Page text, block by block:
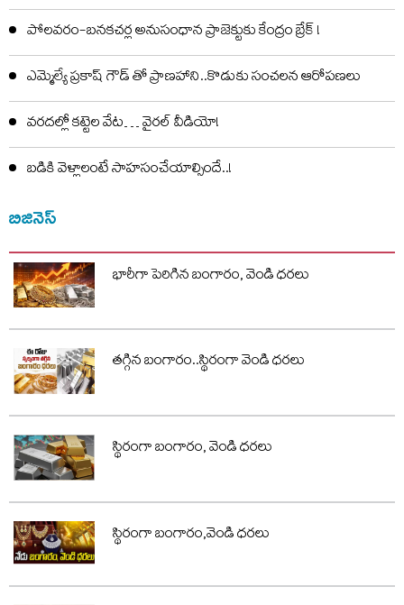
పోలవరం-బనకచర్ల అనుసంధాన ప్రాజెక్టుకు కేంద్రం బ్రేక్ !
ఎమ్మెల్యే ప్రకాష్ గౌడ్ తో ప్రాణహాని..కొడుకు సంచలన ఆరోపణలు
వరదల్లో కట్టెల వేట… వైరల్ వీడియో!
బడికి వెళ్లాలంటే సాహసంచేయాల్సిందే..!
బిజినెస్
భారీగా పెరిగిన బంగారం, వెండి ధరలు
తగ్గిన బంగారం..స్థిరంగా వెండి ధరలు
స్థిరంగా బంగారం, వెండి ధరలు
స్థిరంగా బంగారం,వెండి ధరలు